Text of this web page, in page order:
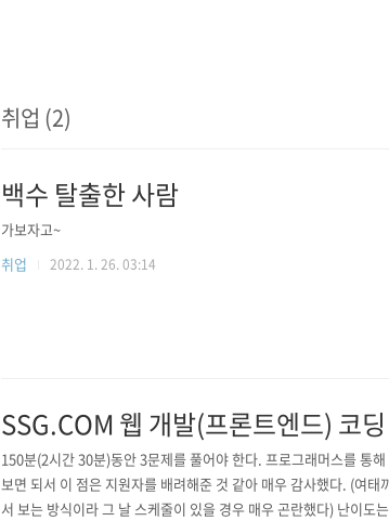
취업 (2)
백수 탈출한 사람
가보자고~
취업
2022. 1. 26. 03:14
SSG.COM 웹 개발(프론트엔드) 코
150분(2시간 30분)동안 3문제를 풀어야 한다. 프로그래머스를 통
보면 되서 이 점은 지원자를 배려해준 것 같아 매우 감사했다. (여
서 보는 방식이라 그 날 스케줄이 있을 경우 매우 곤란했다) 난이도